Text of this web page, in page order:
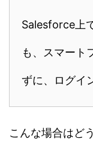
Salesforce上
も、スマート
ずに、ログイ
こんな場合はど